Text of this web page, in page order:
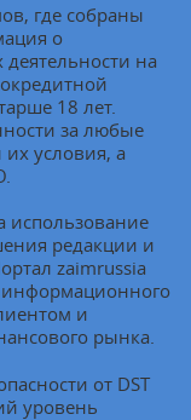
где собраны
о
на
18 лет.
за любые
условия, а
использование
редакции и
zaimrussia
информационного
и
рынка.
от DST
уровень